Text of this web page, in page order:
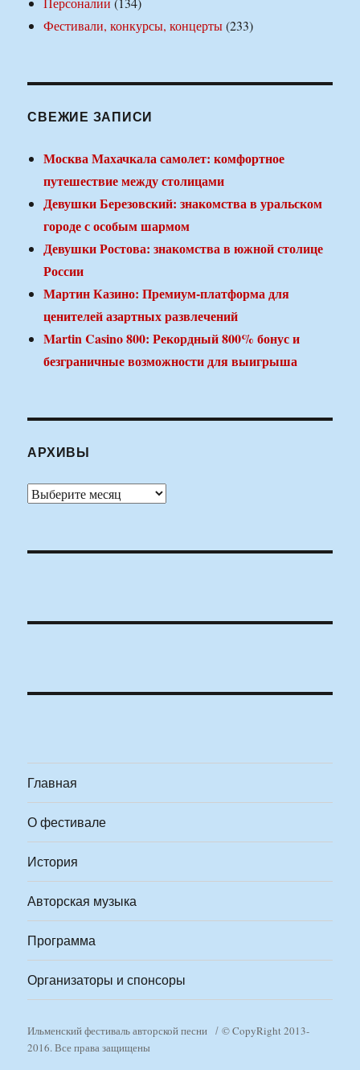
Фестивали, конкурсы, концерты(233)
СВЕЖИЕ ЗАПИСИ
Москва Махачкала самолет: комфортное
путешествие между столицами
Девушки Березовский: знакомства в уральском
городе с особым шармом
Девушки Ростова: знакомства в южной столице
России
Мартин Казино: Премиум-платформа для
ценителей азартных развлечений
Martin Casino 800: Рекордный 800% бонус и
безграничные возможности для выигрыша
АРХИВЫ
Архивы
Главная
О фестивале
История
Авторская музыка
Программа
Организаторы и спонсоры
Ильменский фестиваль авторской песни
© CopyRight 2013-
2016. Все права защищены